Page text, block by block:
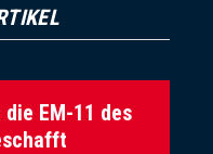
EM-11 des